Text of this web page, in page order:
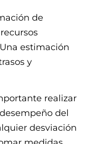
de
estimación
y
realizar
del
desviación